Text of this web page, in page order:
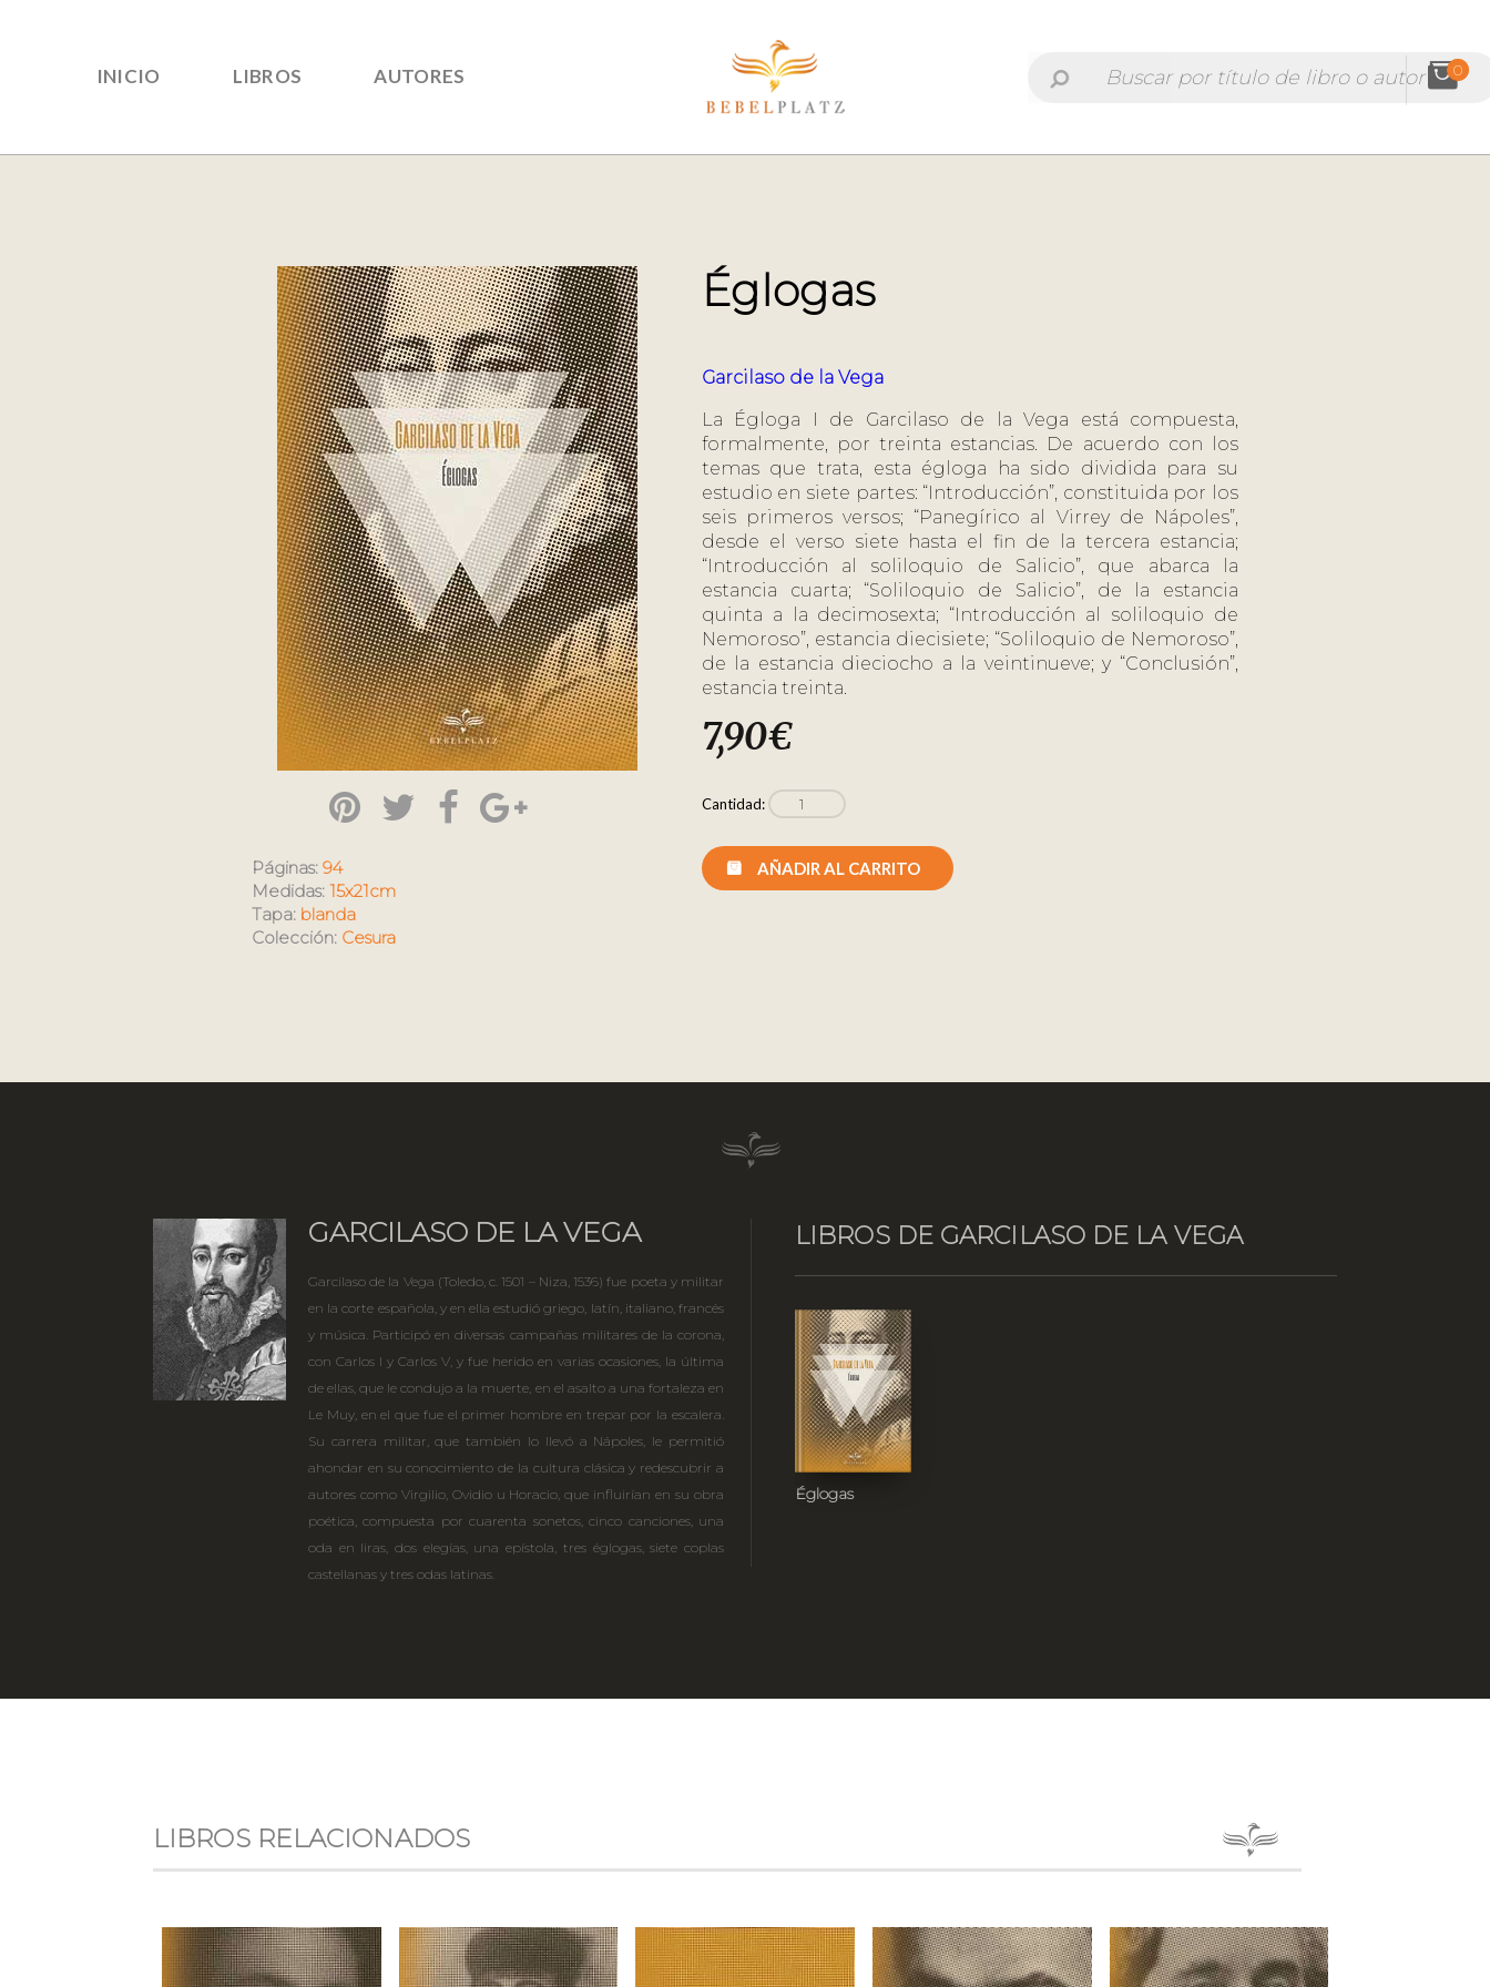
INICIO LIBROS AUTORES 0
Páginas: 94
Medidas: 15x21cm
Tapa: blanda
Colección: Cesura
Églogas
Garcilaso de la Vega
La Égloga I de Garcilaso de la Vega está compuesta,
formalmente, por treinta estancias. De acuerdo con los
temas que trata, esta égloga ha sido dividida para su
estudio en siete partes: “Introducción”, constituida por los
seis primeros versos; “Panegírico al Virrey de Nápoles”,
desde el verso siete hasta el fin de la tercera estancia;
“Introducción al soliloquio de Salicio”, que abarca la
estancia cuarta; “Soliloquio de Salicio”, de la estancia
quinta a la decimosexta; “Introducción al soliloquio de
Nemoroso”, estancia diecisiete; “Soliloquio de Nemoroso”,
de la estancia dieciocho a la veintinueve; y “Conclusión”,
estancia treinta.
7,90€
Cantidad:
AÑADIR AL CARRITO
GARCILASO DE LA VEGA
Garcilaso de la Vega (Toledo, c. 1501 – Niza, 1536) fue poeta y militar
en la corte española, y en ella estudió griego, latín, italiano, francés
y música. Participó en diversas campañas militares de la corona,
con Carlos I y Carlos V, y fue herido en varias ocasiones, la última
de ellas, que le condujo a la muerte, en el asalto a una fortaleza en
Le Muy, en el que fue el primer hombre en trepar por la escalera.
Su carrera militar, que también lo llevó a Nápoles, le permitió
ahondar en su conocimiento de la cultura clásica y redescubrir a
autores como Virgilio, Ovidio u Horacio, que influirían en su obra
poética, compuesta por cuarenta sonetos, cinco canciones, una
oda en liras, dos elegías, una epístola, tres églogas, siete coplas
castellanas y tres odas latinas.
LIBROS DE GARCILASO DE LA VEGA
Églogas
LIBROS RELACIONADOS